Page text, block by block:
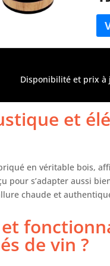
la
en
x
Disponibilité et prix à
et
en véritable bois,
pour s’adapter aussi
chaude et
de vin ?